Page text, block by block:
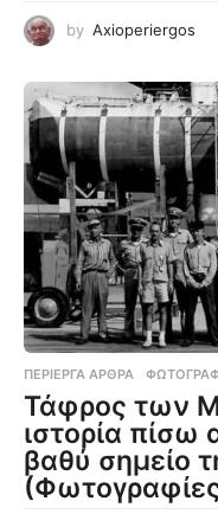
by Axioperiergos
ΠΕΡΊΕΡΓΑ ΆΡΘΡΑ ,
Τάφρος των
ιστορία πίσω
βαθύ σημείο